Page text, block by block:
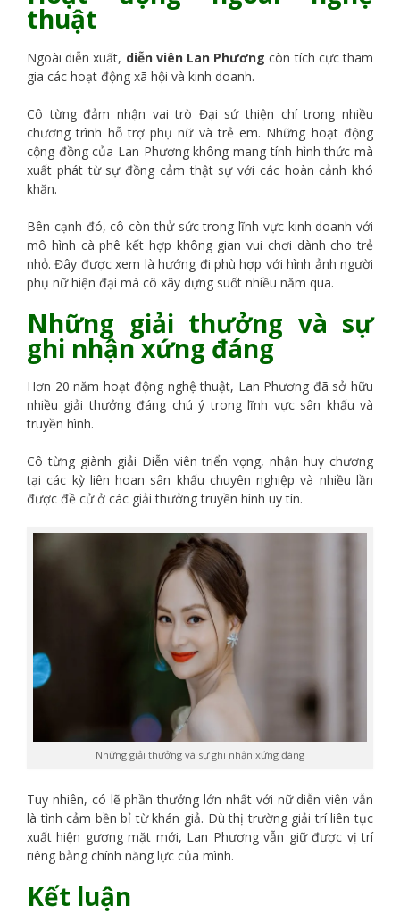
thuật
Ngoài diễn xuất, diễn viên Lan Phương còn tích cực tham
gia các hoạt động xã hội và kinh doanh.
Cô từng đảm nhận vai trò Đại sứ thiện chí trong nhiều
chương trình hỗ trợ phụ nữ và trẻ em. Những hoạt động
cộng đồng của Lan Phương không mang tính hình thức mà
xuất phát từ sự đồng cảm thật sự với các hoàn cảnh khó
khăn.
Bên cạnh đó, cô còn thử sức trong lĩnh vực kinh doanh với
mô hình cà phê kết hợp không gian vui chơi dành cho trẻ
nhỏ. Đây được xem là hướng đi phù hợp với hình ảnh người
phụ nữ hiện đại mà cô xây dựng suốt nhiều năm qua.
Những giải thưởng và sự
ghi nhận xứng đáng
Hơn 20 năm hoạt động nghệ thuật, Lan Phương đã sở hữu
nhiều giải thưởng đáng chú ý trong lĩnh vực sân khấu và
truyền hình.
Cô từng giành giải Diễn viên triển vọng, nhận huy chương
tại các kỳ liên hoan sân khấu chuyên nghiệp và nhiều lần
được đề cử ở các giải thưởng truyền hình uy tín.
Những giải thưởng và sự ghi nhận xứng đáng
Tuy nhiên, có lẽ phần thưởng lớn nhất với nữ diễn viên vẫn
là tình cảm bền bỉ từ khán giả. Dù thị trường giải trí liên tục
xuất hiện gương mặt mới, Lan Phương vẫn giữ được vị trí
riêng bằng chính năng lực của mình.
Kết luận